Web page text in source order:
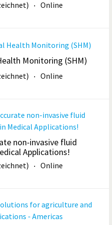
Online
Monitoring (SHM)
Online
non-invasive fluid
Applications!
Online